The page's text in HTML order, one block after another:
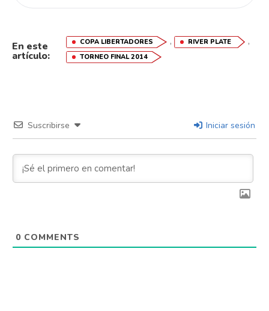
En este
artículo:
COPA LIBERTADORES , RIVER PLATE ,
TORNEO FINAL 2014
Suscribirse Iniciar sesión
0 COMMENTS